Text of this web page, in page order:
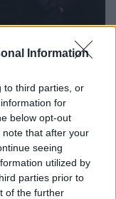
Information
to third parties, or
for
below opt-out
that after your
seeing
utilized by
parties prior to
of the further
és Ficzere Béla
A Grönholm-
eljárásokon
már
helyzetet
a
hazánkban, de a
sikerrel.